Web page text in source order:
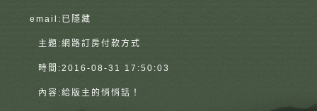
email: 已隱藏
主題:網路訂房付款方式
時間:2016-08-31 17:50:03
內容:給版主的悄悄話！